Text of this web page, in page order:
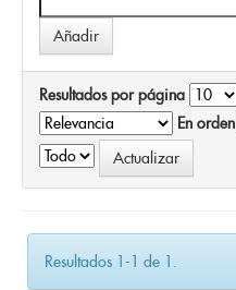
Resultados por página
En orden
Resultados 1-1 de 1.